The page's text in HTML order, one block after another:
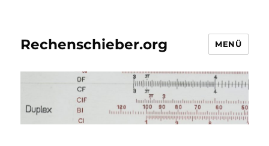
Rechenschieber.org MENÜ